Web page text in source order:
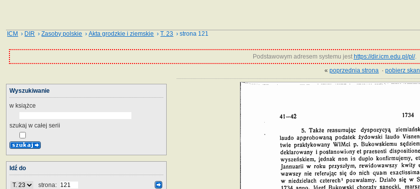
ICM › DIR ›Zasoby polskie ›Akta grodzkie i ziemskie ›T. 23 › strona 121
Podstawowym adresem systemu jest https://dir.icm.edu.pl/pl/.
«poprzednia strona ·pobierz skan
Wyszukiwanie
w książce
szukaj w całej serii
Idź do
strona: